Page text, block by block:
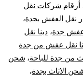
أرقام شركات نقل
نقل العفش بجدة،
عفش جدة، دينا نقل
نقل عفش من جدة
من جدة للباحة، شحن
الاثاث بجدة،